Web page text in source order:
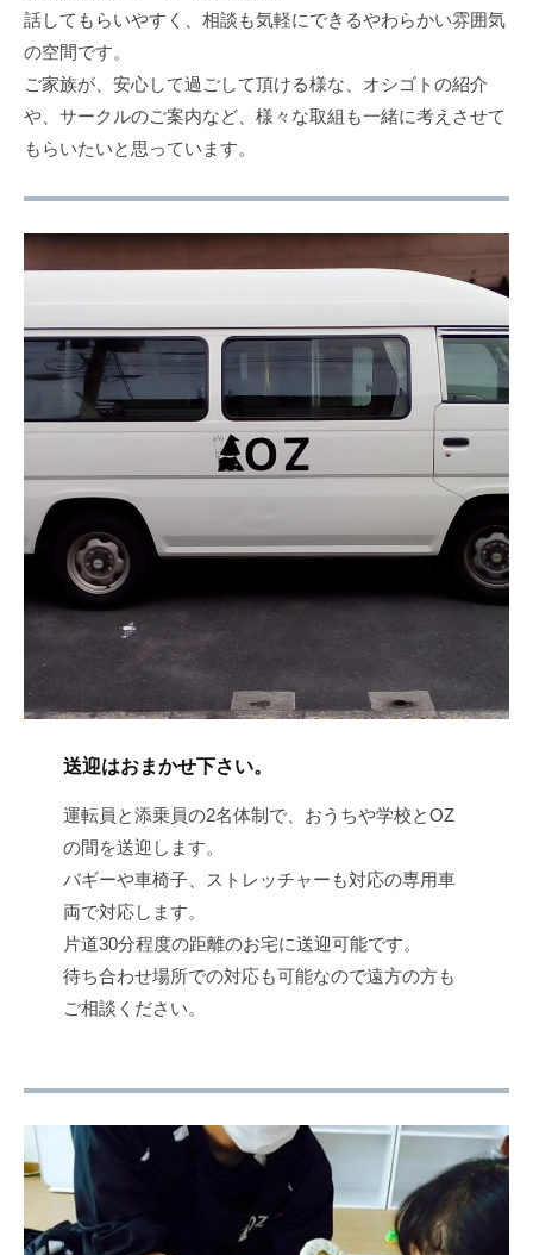
話してもらいやすく、相談も気軽にできるやわらかい雰囲気
の空間です。
ご家族が、安心して過ごして頂ける様な、オシゴトの紹介
や、サークルのご案内など、様々な取組も一緒に考えさせて
もらいたいと思っています。
送迎はおまかせ下さい。
運転員と添乗員の2名体制で、おうちや学校とOZ
の間を送迎します。
バギーや車椅子、ストレッチャーも対応の専用車
両で対応します。
片道30分程度の距離のお宅に送迎可能です。
待ち合わせ場所での対応も可能なので遠方の方も
ご相談ください。